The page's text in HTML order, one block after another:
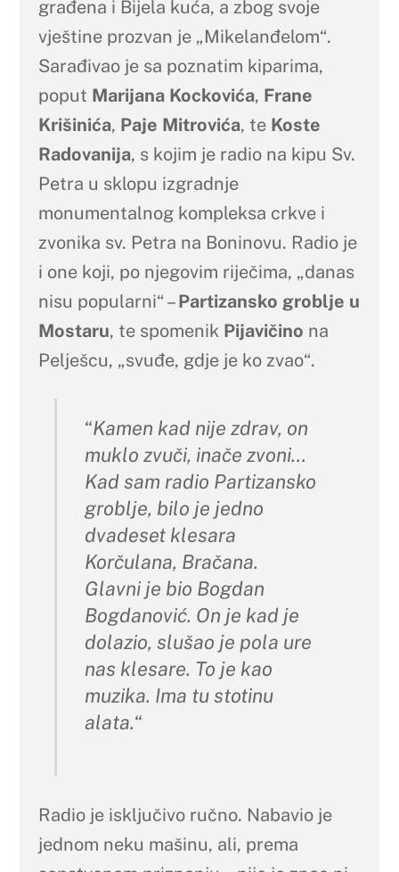
građena i Bijela kuća, a zbog svoje
vještine prozvan je „Mikelanđelom“.
Sarađivao je sa poznatim kiparima,
poput Marijana Kockovića, Frane
Krišinića, Paje Mitrovića, te Koste
Radovanija, s kojim je radio na kipu Sv.
Petra u sklopu izgradnje
monumentalnog kompleksa crkve i
zvonika sv. Petra na Boninovu. Radio je
i one koji, po njegovim riječima, „danas
nisu popularni“ –Partizansko groblje u
Mostaru, te spomenik Pijavičino na
Pelješcu, „svuđe, gdje je ko zvao“.
“Kamen kad nije zdrav, on
muklo zvuči, inače zvoni…
Kad sam radio Partizansko
groblje, bilo je jedno
dvadeset klesara
Korčulana, Bračana.
Glavni je bio Bogdan
Bogdanović. On je kad je
dolazio, slušao je pola ure
nas klesare. To je kao
muzika. Ima tu stotinu
alata.“
Radio je isključivo ručno. Nabavio je
jednom neku mašinu, ali, prema